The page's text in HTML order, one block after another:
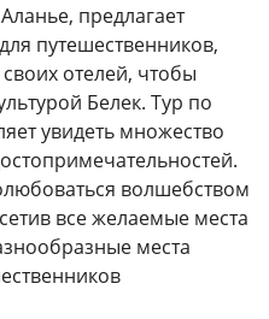
предлагает
путешественников,
отелей, чтобы
Белек. Тур по
увидеть множество
волшебством
все желаемые места
места